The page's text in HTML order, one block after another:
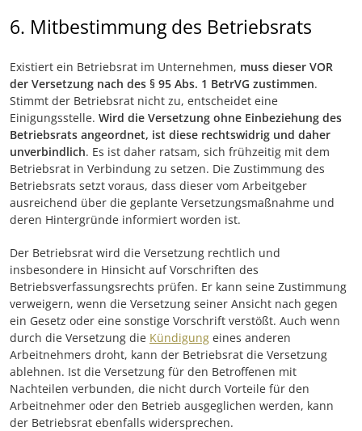
6. Mitbestimmung des Betriebsrats
Existiert ein Betriebsrat im Unternehmen, muss dieser VOR
der Versetzung nach des § 95 Abs. 1 BetrVG zustimmen.
Stimmt der Betriebsrat nicht zu, entscheidet eine
Einigungsstelle. Wird die Versetzung ohne Einbeziehung des
Betriebsrats angeordnet, ist diese rechtswidrig und daher
unverbindlich. Es ist daher ratsam, sich frühzeitig mit dem
Betriebsrat in Verbindung zu setzen. Die Zustimmung des
Betriebsrats setzt voraus, dass dieser vom Arbeitgeber
ausreichend über die geplante Versetzungsmaßnahme und
deren Hintergründe informiert worden ist.
Der Betriebsrat wird die Versetzung rechtlich und
insbesondere in Hinsicht auf Vorschriften des
Betriebsverfassungsrechts prüfen. Er kann seine Zustimmung
verweigern, wenn die Versetzung seiner Ansicht nach gegen
ein Gesetz oder eine sonstige Vorschrift verstößt. Auch wenn
durch die Versetzung die Kündigung eines anderen
Arbeitnehmers droht, kann der Betriebsrat die Versetzung
ablehnen. Ist die Versetzung für den Betroffenen mit
Nachteilen verbunden, die nicht durch Vorteile für den
Arbeitnehmer oder den Betrieb ausgeglichen werden, kann
der Betriebsrat ebenfalls widersprechen.